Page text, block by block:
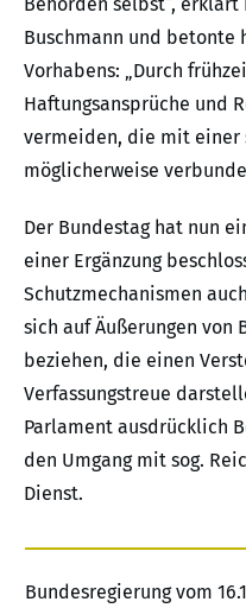
Buschmann und betonte
Vorhabens: „Durch
Haftungsansprüche und
vermeiden, die mit einer
möglicherweise
Der Bundestag hat nun
einer Ergänzung
Schutzmechanismen
sich auf Äußerungen von
beziehen, die einen
Verfassungstreue
Parlament ausdrücklich
den Umgang mit sog.
Dienst.
Bundesregierung vom